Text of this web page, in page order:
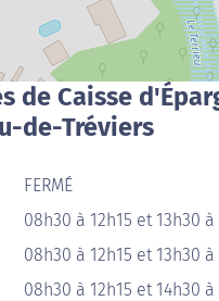
de Caisse
de-Tréviers
FERMÉ
08h30 à 12h15 et 13h30 à
08h30 à 12h15 et 13h30 à
08h30 à 12h15 et 14h30 à